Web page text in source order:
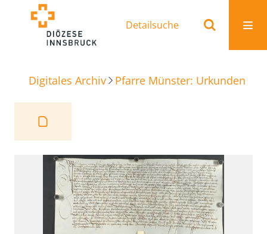
Detailsuche
Digitales Archiv Pfarre Münster: Urkunden